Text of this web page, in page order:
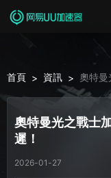
首頁 > 資訊 > 奧特曼
遲！
奧特曼光之戰士
遲！
2026-01-27